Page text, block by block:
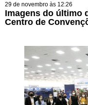
29 de novembro às 12:26
Imagens do último
Centro de